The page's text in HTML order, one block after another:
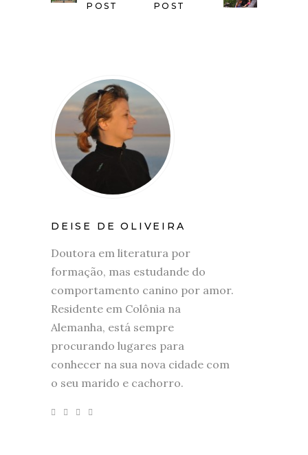
POST
POST
DEISE DE OLIVEIRA
Doutora em literatura por
formação, mas estudande do
comportamento canino por amor.
Residente em Colônia na
Alemanha, está sempre
procurando lugares para
conhecer na sua nova cidade com
o seu marido e cachorro.